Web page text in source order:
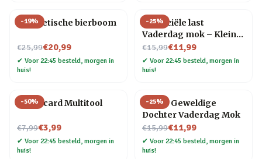
-19%
Magnetische bierboom
€25,99
Nu voor€20,99
✔ Voor 22:45 besteld, morgen in
huis!
-25%
Financiële last
Vaderdag mok – Kleine
meisje
€15,99
Nu voor€11,99
✔ Voor 22:45 besteld, morgen in
huis!
-50%
Creditcard Multitool
€7,99
Nu voor€3,99
✔ Voor 22:45 besteld, morgen in
huis!
-25%
Meest Geweldige
Dochter Vaderdag Mok
€15,99
Nu voor€11,99
✔ Voor 22:45 besteld, morgen in
huis!